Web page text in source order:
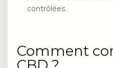
contrôlées.
Comment